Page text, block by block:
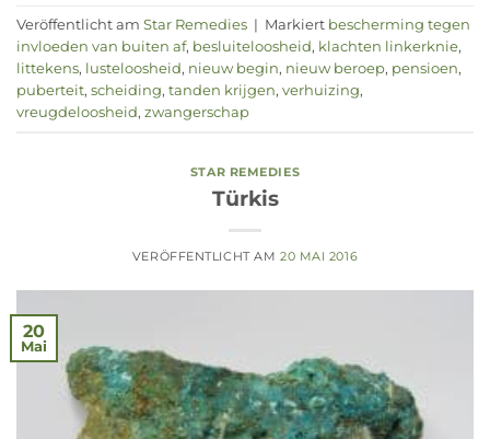
Veröffentlicht am Star Remedies | Markiert bescherming tegen
invloeden van buiten af, besluiteloosheid, klachten linkerknie,
littekens, lusteloosheid, nieuw begin, nieuw beroep, pensioen,
puberteit, scheiding, tanden krijgen, verhuizing,
vreugdeloosheid, zwangerschap
STAR REMEDIES
Türkis
VERÖFFENTLICHT AM 20 MAI 2016
20
Mai